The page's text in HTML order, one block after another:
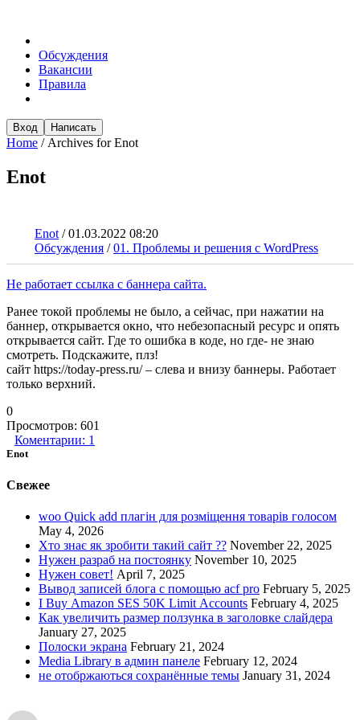
Обсуждения
Вакансии
Правила
Вход Написать
Home / Archives for Enot
Enot
Enot /01.03.2022 08:20
Обсуждения /01. Проблемы и решения с WordPress
Не работает ссылка с баннера сайта.
Ранее токой проблемы не было, а сейчас, при нажатии на
баннер, открывается окно, что небезопасный ресурс и опять
открывается сайт. Где то ошибка в коде, но где- не знаю
смотреть. Подскажите, плз!
сайт https://today-press.ru/ – слева и внизу баннеры. Работает
только верхний.
0
Просмотров: 601
Коментарии: 1
Enot
Свежее
woo Quick add плагін для розміщення товарів голосом
May 4, 2026
Хто знає як зробити такий сайт ?? November 22, 2025
Нужен разраб на постоянку November 10, 2025
Нужен совет! April 7, 2025
Вывод записей блога с помощью acf pro February 5, 2025
I Buy Amazon SES 50K Limit Accounts February 4, 2025
Как увеличить размер ползунка в заголовке слайдера
January 27, 2025
Полоски экрана February 21, 2024
Media Library в админ панеле February 12, 2024
не отобржаються сохранённые темы January 31, 2024